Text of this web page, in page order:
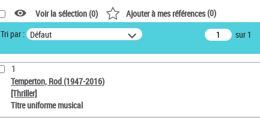
Voir la sélection (0) Ajouter à mes références(0)
Tri par : Défaut sur 1
1
Temperton, Rod (1947-2016)
[Thriller]
Titre uniforme musical